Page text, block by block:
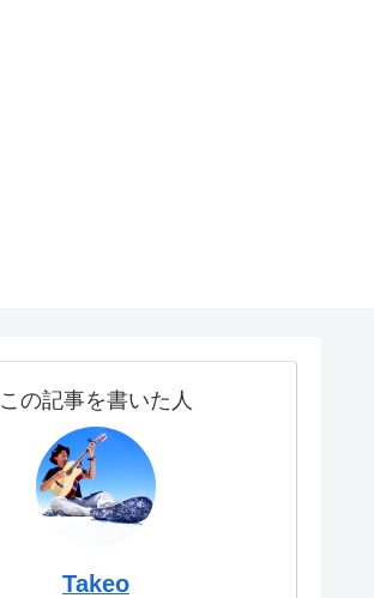
この記事を書いた人
Takeo